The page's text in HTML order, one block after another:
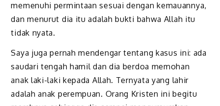
memenuhi permintaan sesuai dengan kemauannya,
dan menurut dia itu adalah bukti bahwa Allah itu
tidak nyata.
Saya juga pernah mendengar tentang kasus ini: ada
saudari tengah hamil dan dia berdoa memohan
anak laki-laki kepada Allah. Ternyata yang lahir
adalah anak perempuan. Orang Kristen ini begitu